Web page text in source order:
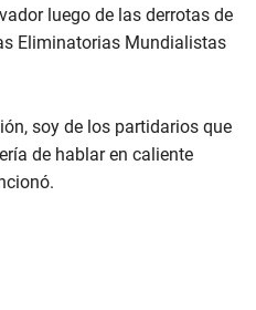
luego de las derrotas de
Eliminatorias Mundialistas
soy de los partidarios que
de hablar en caliente